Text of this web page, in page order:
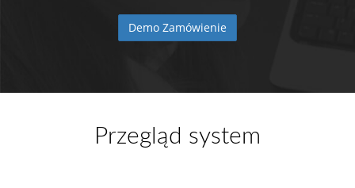
Demo Zamówienie
Przegląd system